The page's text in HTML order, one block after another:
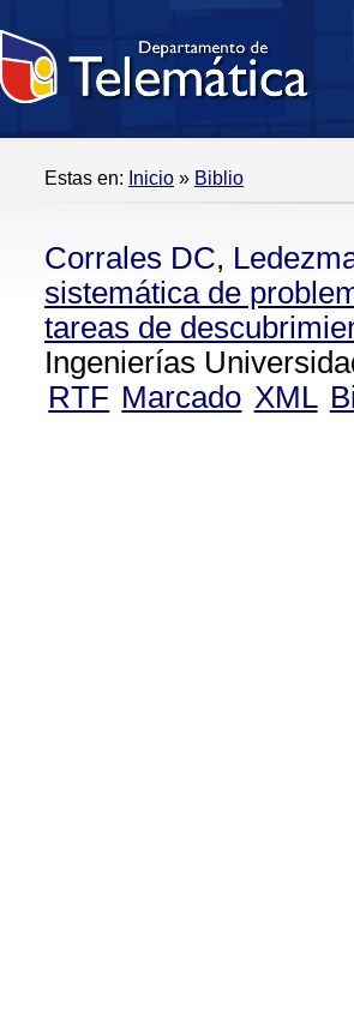
Estas en: Inicio » Biblio
Corrales DC,
sistemática de
tareas de
Ingenierías
RTF Marcado XML